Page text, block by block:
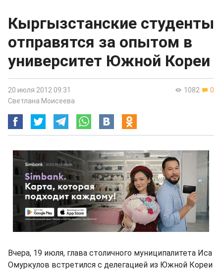
Кыргызстанские студенты
отправятся за опытом в
университет Южной Кореи
1082 0
20 июля 2012 09:31
Светлана Моисеева
Вчера, 19 июля, глава столичного муниципалитета Иса
Омуркулов встретился с делегацией из Южной Кореи